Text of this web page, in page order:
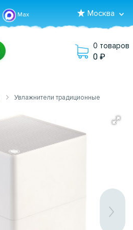
Max Москва
0 товаров
0
Увлажнители традиционные